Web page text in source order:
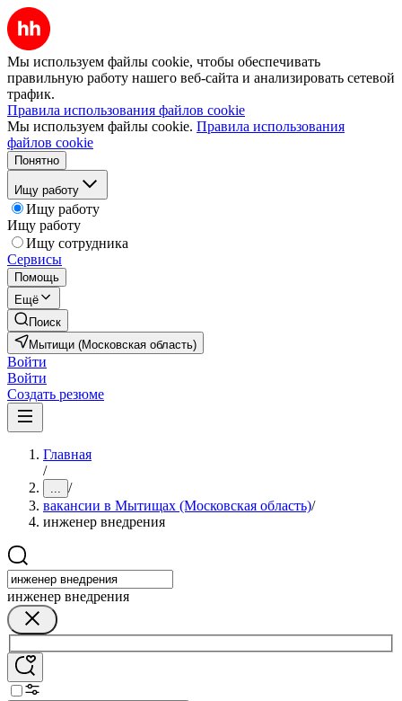
Мы используем файлы cookie, чтобы обеспечивать
правильную работу нашего веб-сайта и анализировать сетевой
трафик.
Правила использования файлов cookie
Мы используем файлы cookie. Правила использования
файлов cookie
Понятно
Ищу работу
Ищу работу
Ищу работу
Ищу сотрудника
Сервисы
Помощь
Ещё
Поиск
Мытищи (Московская область)
Войти
Войти
Создать резюме
Главная
/
... /
вакансии в Мытищах (Московская область)/
инженер внедрения
инженер внедрения